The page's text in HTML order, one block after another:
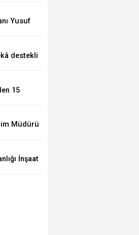
Yetkileri Kısıtlandı:
Yusuf
destekli
15
Müdürü
İnşaat